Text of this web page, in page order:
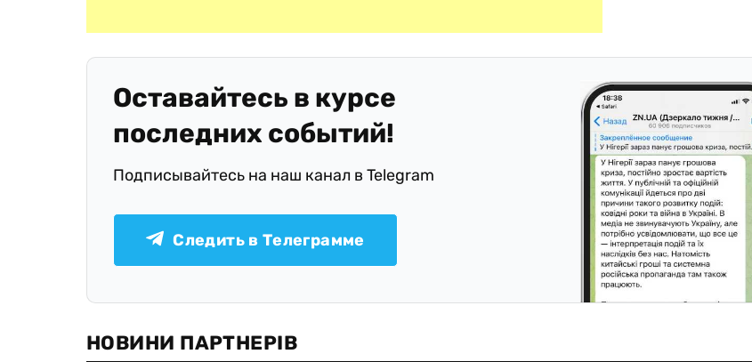
Оставайтесь в курсе
последних событий!
Подписывайтесь на наш канал в Telegram
Следить в Телеграмме